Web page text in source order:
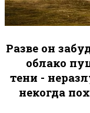
Разве он
облако
тени -
некогда